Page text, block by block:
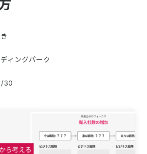
ィングパーク
30